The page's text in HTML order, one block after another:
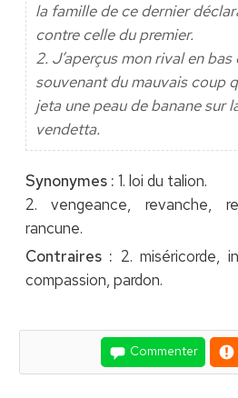
la famille de ce dernier
contre celle du premier.
2. J’aperçus mon rival en
souvenant du mauvais coup
jeta une peau de banane sur
vendetta.
Synonymes : 1. loi du talion.
2. vengeance, revanche,
rancune.
Contraires : 2. miséricorde,
compassion, pardon.
Commenter